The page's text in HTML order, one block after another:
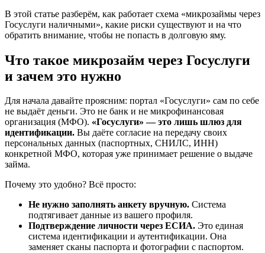
В этой статье разберём, как работает схема «микрозаймы через
Госуслуги наличными», какие риски существуют и на что
обратить внимание, чтобы не попасть в долговую яму.
Что такое микрозайм через Госуслуги
и зачем это нужно
Для начала давайте проясним: портал «Госуслуги» сам по себе
не выдаёт деньги. Это не банк и не микрофинансовая
организация (МФО). «Госуслуги» — это лишь шлюз для
идентификации. Вы даёте согласие на передачу своих
персональных данных (паспортных, СНИЛС, ИНН)
конкретной МФО, которая уже принимает решение о выдаче
займа.
Почему это удобно? Всё просто:
Не нужно заполнять анкету вручную. Система
подтягивает данные из вашего профиля.
Подтверждение личности через ЕСИА. Это единая
система идентификации и аутентификации. Она
заменяет сканы паспорта и фотографии с паспортом.